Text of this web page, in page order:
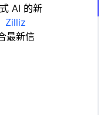
AI 的新
Zilliz
最新信